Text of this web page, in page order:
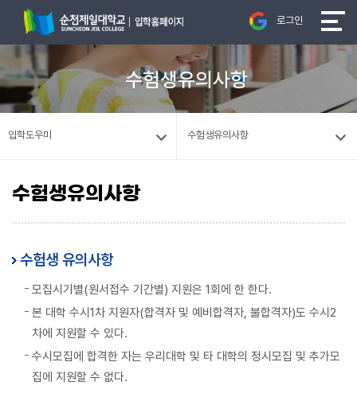
로그인
수험생유의사항
입학도우미 수험생유의사항
수험생유의사항
수험생 유의사항
모집시기별(원서접수 기간별) 지원은 1회에 한 한다.
본 대학 수시1차 지원자(합격자 및 예비합격자, 불합격자)도 수시2
차에 지원할 수 있다.
수시모집에 합격한 자는 우리대학 및 타 대학의 정시모집 및 추가모
집에 지원할 수 없다.